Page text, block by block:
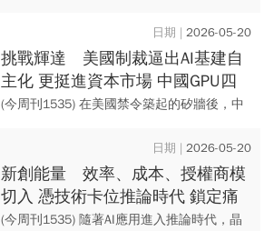
數，如何確保穩定供電、強化系統韌性，成
為當前最迫切的發展課題。《...
2026-05-20
挑戰輝達 美國制裁逼出AI基建自
主化 更挺進資本市場 中國GPU四
小龍 扎根算力孤島
(今周刊1535) 在美國禁令築起的矽牆後，中
它們未必足以挑戰輝達，卻已在算力孤島
上，...
2026-05-20
新創能量 效率、成本、授權商模
切入 憑技術卡位推論時代 鎖定痛
點 獨門解方打開市場
(今周刊1535) 隨著AI應用進入推論時代，晶